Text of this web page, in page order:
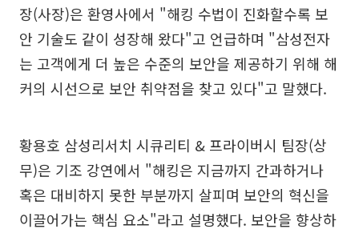
장(사장)은 환영사에서 "해킹 수법이 진화할수록 보
안 기술도 같이 성장해 왔다"고 언급하며 "삼성전자
는 고객에게 더 높은 수준의 보안을 제공하기 위해 해
커의 시선으로 보안 취약점을 찾고 있다"고 말했다.
황용호 삼성리서치 시큐리티 & 프라이버시 팀장(상
무)은 기조 강연에서 "해킹은 지금까지 간과하거나
혹은 대비하지 못한 부분까지 살피며 보안의 혁신을
이끌어가는 핵심 요소"라고 설명했다. 보안을 향상하